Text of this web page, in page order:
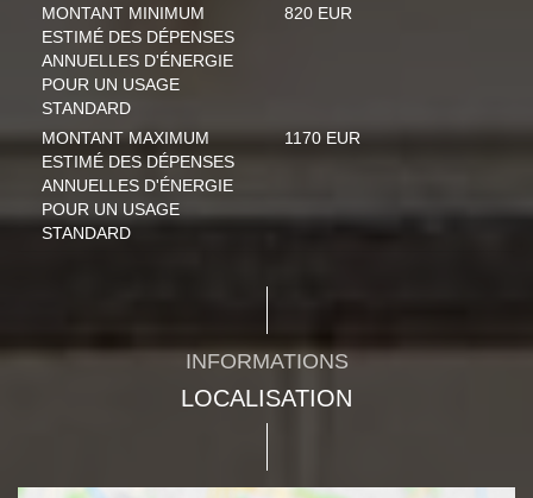
MONTANT MINIMUM
ESTIMÉ DES DÉPENSES
ANNUELLES D'ÉNERGIE
POUR UN USAGE
STANDARD
820 EUR
MONTANT MAXIMUM
ESTIMÉ DES DÉPENSES
ANNUELLES D'ÉNERGIE
POUR UN USAGE
STANDARD
1170 EUR
INFORMATIONS
LOCALISATION